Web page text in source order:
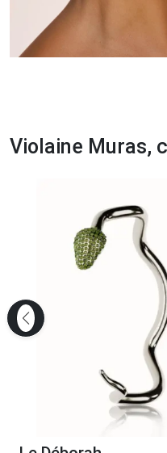
Violaine Muras,